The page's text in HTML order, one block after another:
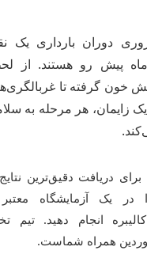
دوران بارداری یک
برای ۹ ماه پیش رو هستند. از
خون گرفته تا
زایمان، هر مرحله به
برای دریافت دقیق‌ترین
در یک آزمایشگاه
انجام دهید. تیم
همراه شماست.